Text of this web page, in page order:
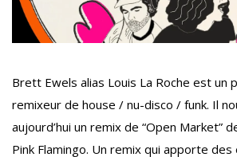
Brett Ewels alias Louis La Roche est un
remixeur de house / nu-disco / funk. Il
aujourd’hui un remix de “Open Market”
Pink Flamingo. Un remix qui apporte des